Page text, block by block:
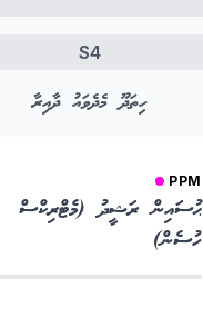
S4
ހިތަދޫ މެދެވައު ދާއިރާ
PPM
ޙުސައިން ރަޝީދު (މެޓްރިކްސް
ހުސެން)